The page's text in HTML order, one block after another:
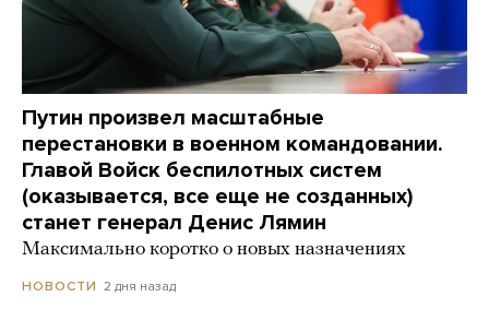
Путин произвел масштабные
перестановки в военном командовании.
Главой Войск беспилотных систем
(оказывается, все еще не созданных)
станет генерал Денис Лямин
Максимально коротко о новых назначениях
НОВОСТИ 2 дня назад